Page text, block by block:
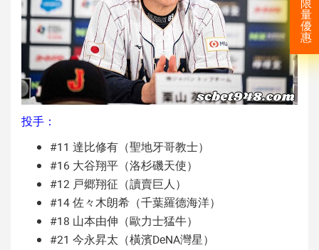
限
量
優
惠
投手：
#11 達比修有（聖地牙哥教士）
#16 大谷翔平（洛杉磯天使）
#12 戸郷翔征（讀賣巨人）
#14 佐々木朗希（千葉羅德海洋）
#18 山本由伸（歐力士猛牛）
#21 今永昇太（橫濱DeNA灣星）